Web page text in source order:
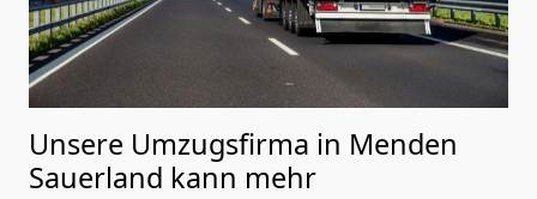
Unsere Umzugsfirma in Menden
Sauerland kann mehr